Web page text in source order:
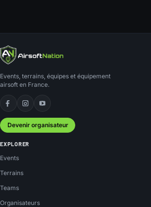
Events, terrains, équipes et équipement
airsoft en France.
Facebook
Instagram
YouTube
Devenir organisateur
EXPLORER
Events
Terrains
Teams
Organisateurs